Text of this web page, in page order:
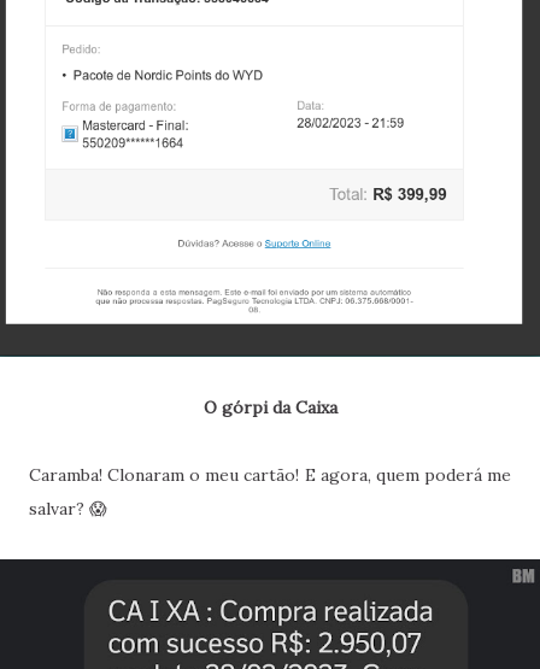
O górpi da Caixa
Caramba! Clonaram o meu cartão! E agora, quem poderá me
salvar? 😱